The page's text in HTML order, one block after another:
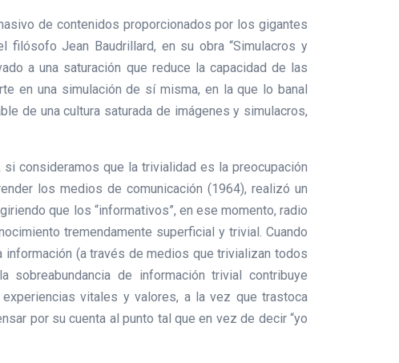
de contenidos proporcionados por los gigantes
Jean Baudrillard, en su obra “Simulacros y
a una saturación que reduce la capacidad de las
en una simulación de sí misma, en la que lo banal
de una cultura saturada de imágenes y simulacros,
consideramos que la trivialidad es la preocupación
los medios de comunicación (1964), realizó un
que los “informativos”, en ese momento, radio
tremendamente superficial y trivial. Cuando
información (a través de medios que trivializan todos
de información trivial contribuye
vitales y valores, a la vez que trastoca
por su cuenta al punto tal que en vez de decir “yo